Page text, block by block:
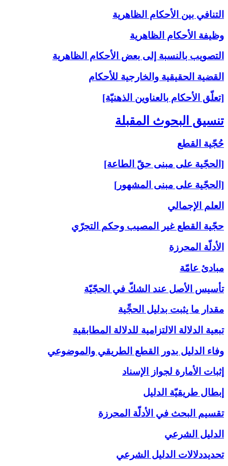
التنافي بين الأحكام الظاهرية
وظيفة الأحكام الظاهرية
التصويب بالنسبة إلى‏ بعض الأحكام الظاهرية
القضية الحقيقية والخارجية للأحكام
[تعلّق الأحكام بالعناوين الذهنيّة]
تنسيق البحوث المقبلة
حُجّية القطع
[الحجّية على مبنى حقّ الطاعة]
[الحجّية على مبنى المشهور]
العلم الإجمالي
حجّية القطع غير المصيب وحكم التجرّي
الأدلّة المحرزة
مبادئ عامّة
تأسيس الأصل عند الشكّ في الحجّيّة
مقدار ما يثبت بدليل الحجِّية
تبعية الدلالة الالتزامية للدلالة المطابقية
وفاء الدليل بدور القطع الطريقي والموضوعي
إثبات الأمارة لجواز الإسناد
إبطال طريقيّة الدليل
تقسيم البحث في الأدلّة المحرزة
الدليل الشرعي‏
تحديددلالات الدليل الشرعي‏